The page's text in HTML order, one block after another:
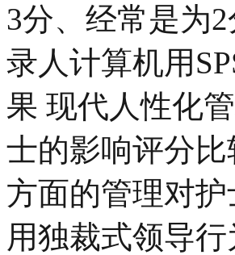
3分、经常是为
录人计算机用
果 现代人性化
士的影响评分
方面的管理对
用独裁式领导